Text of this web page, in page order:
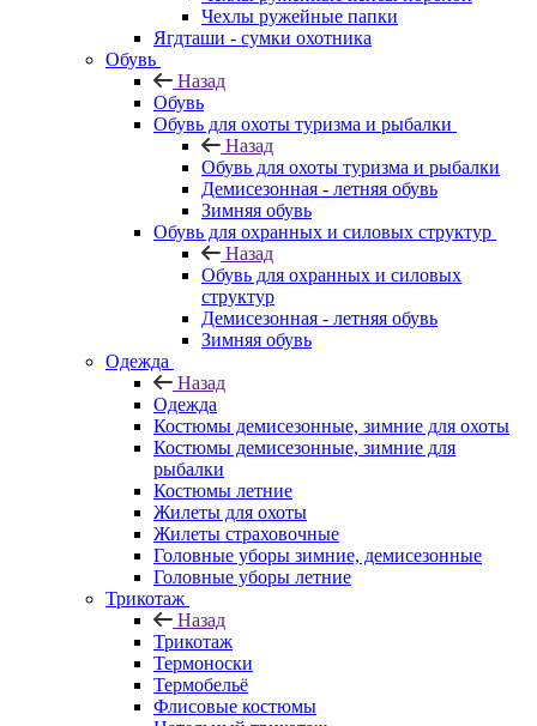
Чехлы ружейные папки
Ягдташи - сумки охотника
Обувь
Назад
Обувь
Обувь для охоты туризма и рыбалки
Назад
Обувь для охоты туризма и рыбалки
Демисезонная - летняя обувь
Зимняя обувь
Обувь для охранных и силовых структур
Назад
Обувь для охранных и силовых
структур
Демисезонная - летняя обувь
Зимняя обувь
Одежда
Назад
Одежда
Костюмы демисезонные, зимние для охоты
Костюмы демисезонные, зимние для
рыбалки
Костюмы летние
Жилеты для охоты
Жилеты страховочные
Головные уборы зимние, демисезонные
Головные уборы летние
Трикотаж
Назад
Трикотаж
Термоноски
Термобельё
Флисовые костюмы